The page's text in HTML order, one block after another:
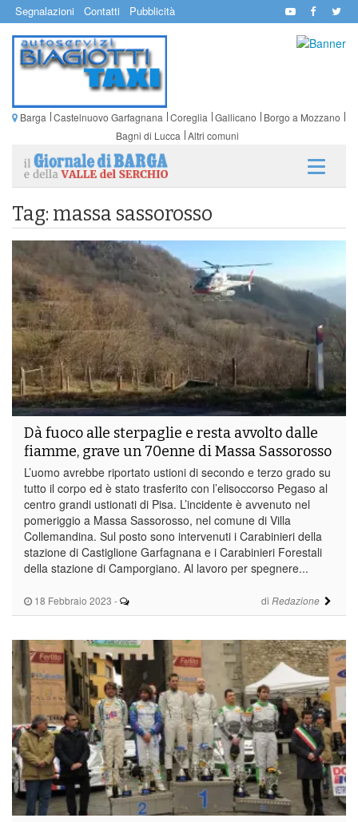
Segnalazioni Contatti Pubblicità
Barga Castelnuovo Garfagnana Coreglia Gallicano
Borgo a Mozzano
Bagni di Lucca Altri comuni
Tag: massa sassorosso
18 Febbraio 2023 - di Redazione
Dà fuoco alle sterpaglie e resta avvolto dalle
fiamme, grave un 70enne di Massa Sassorosso
L’uomo avrebbe riportato ustioni di secondo e terzo grado su
tutto il corpo ed è stato trasferito con l’elisoccorso Pegaso al
centro grandi ustionati di Pisa. L’incidente è avvenuto nel
pomeriggio a Massa Sassorosso, nel comune di Villa
Collemandina. Sul posto sono intervenuti i Carabinieri della
stazione di Castiglione Garfagnana e i Carabinieri Forestali
della stazione di Camporgiano. Al lavoro per spegnere...